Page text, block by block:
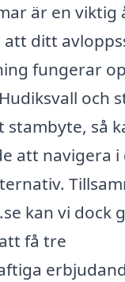
är en viktig
ditt
fungerar
och
så
att navigera i
kan vi dock
få tre